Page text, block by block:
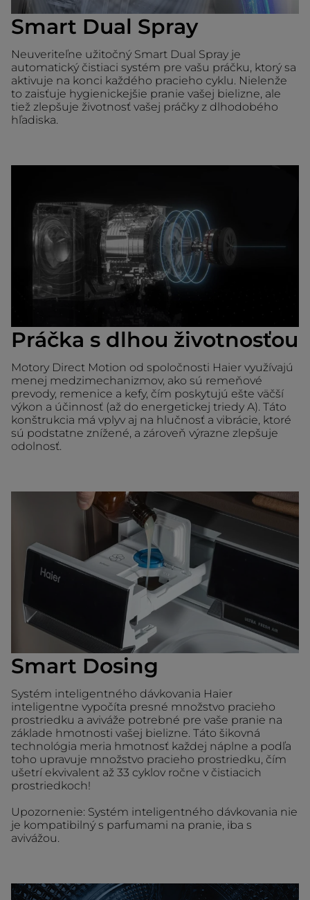
Smart Dual Spray
Neuveriteľne užitočný Smart Dual Spray je
automatický čistiaci systém pre vašu práčku, ktorý sa
aktivuje na konci každého pracieho cyklu. Nielenže
to zaisťuje hygienickejšie pranie vašej bielizne, ale
tiež zlepšuje životnosť vašej práčky z dlhodobého
hľadiska.
Práčka s dlhou životnosťou
Motory Direct Motion od spoločnosti Haier využívajú
menej medzimechanizmov, ako sú remeňové
prevody, remenice a kefy, čím poskytujú ešte väčší
výkon a účinnosť (až do energetickej triedy A). Táto
konštrukcia má vplyv aj na hlučnosť a vibrácie, ktoré
sú podstatne znížené, a zároveň výrazne zlepšuje
odolnosť.
Smart Dosing
Systém inteligentného dávkovania Haier
inteligentne vypočíta presné množstvo pracieho
prostriedku a aviváže potrebné pre vaše pranie na
základe hmotnosti vašej bielizne. Táto šikovná
technológia meria hmotnosť každej náplne a podľa
toho upravuje množstvo pracieho prostriedku, čím
ušetrí ekvivalent až 33 cyklov ročne v čistiacich
prostriedkoch!
Upozornenie: Systém inteligentného dávkovania nie
je kompatibilný s parfumami na pranie, iba s
avivážou.